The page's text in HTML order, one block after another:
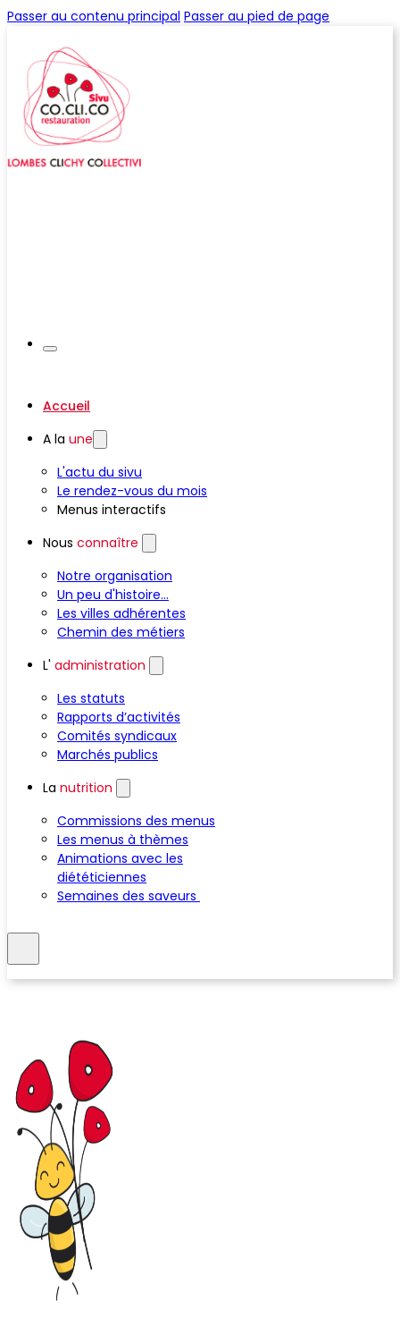
Passer au contenu principal Passer au pied de page
Accueil
A la une
L'actu du sivu
Le rendez-vous du mois
Menus interactifs
Nous connaître
Notre organisation
Un peu d'histoire...
Les villes adhérentes
Chemin des métiers
L' administration
Les statuts
Rapports d’activités
Comités syndicaux
Marchés publics
La nutrition
Commissions des menus
Les menus à thèmes
Animations avec les
diététiciennes
Semaines des saveurs